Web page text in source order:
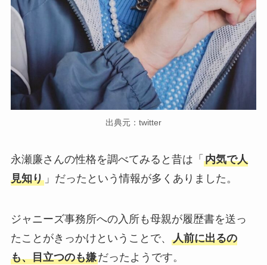
出典元：twitter
永瀬廉さんの性格を調べてみると昔は「 内気で人
見知り」だったという情報が多くありました。
ジャニーズ事務所への入所も母親が履歴書を送っ
たことがきっかけということで、 人前に出るの
も、目立つのも嫌だったようです。